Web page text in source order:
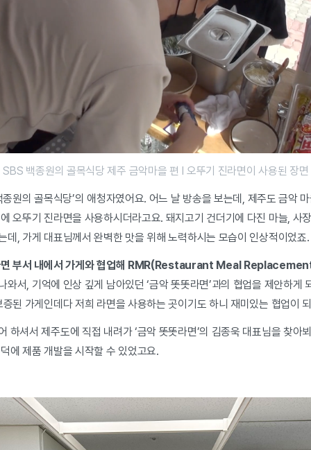
SBS 백종원의 골목식당 제주 금악마을 편 I 오뚜기 진라면이 사용된 장면
원의 골목식당’의 애청자였어요. 어느 날 방송을 보는데, 제주도 금악
오뚜기 진라면을 사용하시더라고요. 돼지고기 건더기에 다진 마늘, 사
데, 가게 대표님께서 완벽한 맛을 위해 노력하시는 모습이 인상적이었죠.
면 부서 내에서 가게와 협업해 RMR(Restaurant Meal
와서, 기억에 인상 깊게 남아있던 ‘금악 똣똣라면’과의 협업을 제안하게
된 가게인데다 저희 라면을 사용하는 곳이기도 하니 재미있는 협업이
하셔서 제주도에 직접 내려가 ‘금악 똣똣라면’의 김종욱 대표님을 찾아
에 제품 개발을 시작할 수 있었고요.